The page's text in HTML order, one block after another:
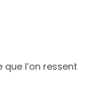
l’on ressent